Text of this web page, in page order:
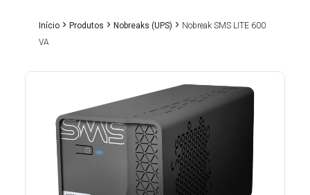
UNIVERSO
Início › Produtos › Nobreaks (UPS) › Nobreak SMS LITE 600
VA